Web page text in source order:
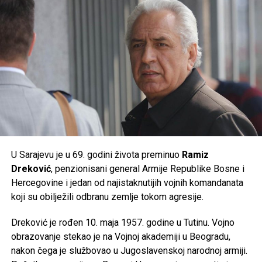
donijeti ekstremne ljetne vrućine kakve se rijetko bilježe.
Share
Share
U Sarajevu je u 69. godini života preminuo Ramiz
Dreković, penzionisani general Armije Republike Bosne i
Hercegovine i jedan od najistaknutijih vojnih komandanata
koji su obilježili odbranu zemlje tokom agresije.
Dreković je rođen 10. maja 1957. godine u Tutinu. Vojno
obrazovanje stekao je na Vojnoj akademiji u Beogradu,
nakon čega je službovao u Jugoslavenskoj narodnoj armiji.